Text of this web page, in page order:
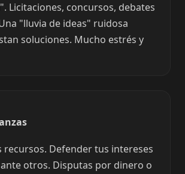
Licitaciones, concursos, debates
"lluvia de ideas" ruidosa
soluciones. Mucho estrés y
recursos. Defender tus intereses
otros. Disputas por dinero o